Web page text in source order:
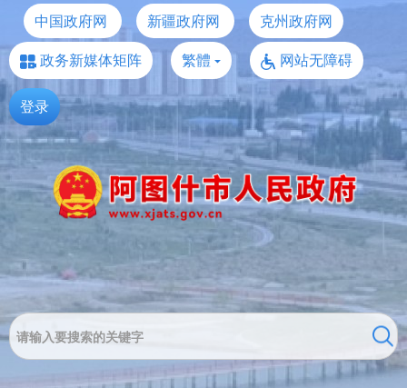
中国政府网 新疆政府网
克州政府网
政务新媒体矩阵
繁體 网站无障碍
登录